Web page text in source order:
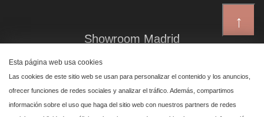
↑
Showroom Madrid
Plaza de Canalejas 6, 4 izq
Centro, 28014 Madrid
Esta página web usa cookies
Las cookies de este sitio web se usan para personalizar el contenido y los anuncios,
ofrecer funciones de redes sociales y analizar el tráfico. Además, compartimos
información sobre el uso que haga del sitio web con nuestros partners de redes